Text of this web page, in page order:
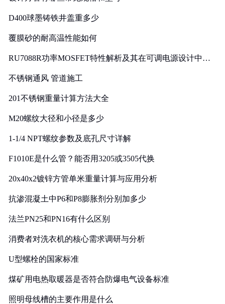
D400球墨铸铁井盖重多少
覆膜砂的耐高温性能如何
RU7088R功率MOSFET特性解析及其在可调电源设计中的
不锈钢通风 管道施工
201不锈钢重量计算方法大全
M20螺纹大径和小径是多少
1-1/4 NPT螺纹参数及底孔尺寸详解
F1010E是什么管？能否用3205或3505代换
20x40x2镀锌方管单米重量计算与应用分析
抗渗混凝土中P6和P8膨胀剂分别加多少
法兰PN25和PN16有什么区别
消费者对洗衣机的核心需求调研与分析
U型螺栓的国家标准
煤矿用电热取暖器是否符合防爆电气设备标准
照明母线槽的主要作用是什么